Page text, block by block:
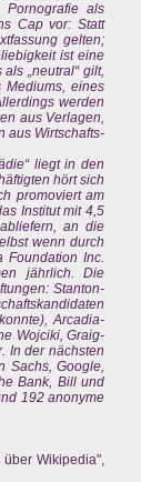
Pornografie als
Cap vor: Statt
gelten;
ist eine
„neutral“ gilt,
Mediums, eines
werden
aus Verlagen,
aus Wirtschafts-
liegt in den
hört sich
promoviert am
Institut mit 4,5
an die
wenn durch
Foundation Inc.
jährlich. Die
Stanton-
Arcadia-
Wojciki, Graig-
In der nächsten
Sachs, Google,
Bank, Bill und
192 anonyme
über Wikipedia",